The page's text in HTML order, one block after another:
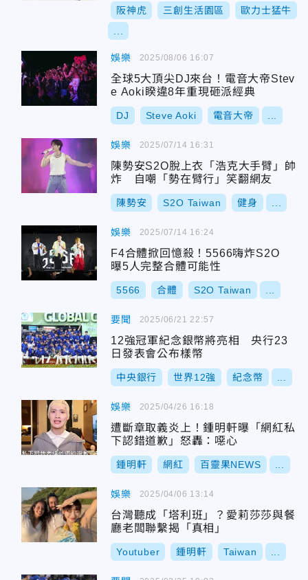
阪神虎 三創生活園區 歐力士猛牛
娛樂
全球5大頂尖DJ來台！電音大帝Stev
e Aoki睽違8年重現砸派經典
DJ Steve Aoki 電音大帝
2025/08/06 16:07
娛樂
陳勢安S2O脫上衣「浩克大手臂」帥
炸 自嘲「勢在臂行」笑翻網友
陳勢安 S2O Taiwan 健身
2025/07/14 16:31
娛樂
F4合體掀回憶殺！5566嗨炸S2O
曝5人完整合體可能性
5566 合體 S2O Taiwan
2025/07/14 16:24
要聞
12強冠軍紀念銀幣將亮相 央行23
日發表會公布樣幣
中央銀行 世界12強 紀念幣
2025/06/21 22:57
娛樂
遭斷章取義炎上！鍾明軒曝「網紅私
下認錯道歉」怒轟：噁心
鍾明軒 網紅 百靈果NEWS
2025/04/26 16:18
娛樂
台灣聽成「塔利班」？愛莉莎莎與餐
廳老闆聯繫揭「真相」
Youtuber 鍾明軒 Taiwan
2025/04/06 13:14